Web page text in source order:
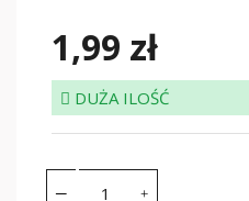
1,99 zł
DUŻA ILOŚĆ